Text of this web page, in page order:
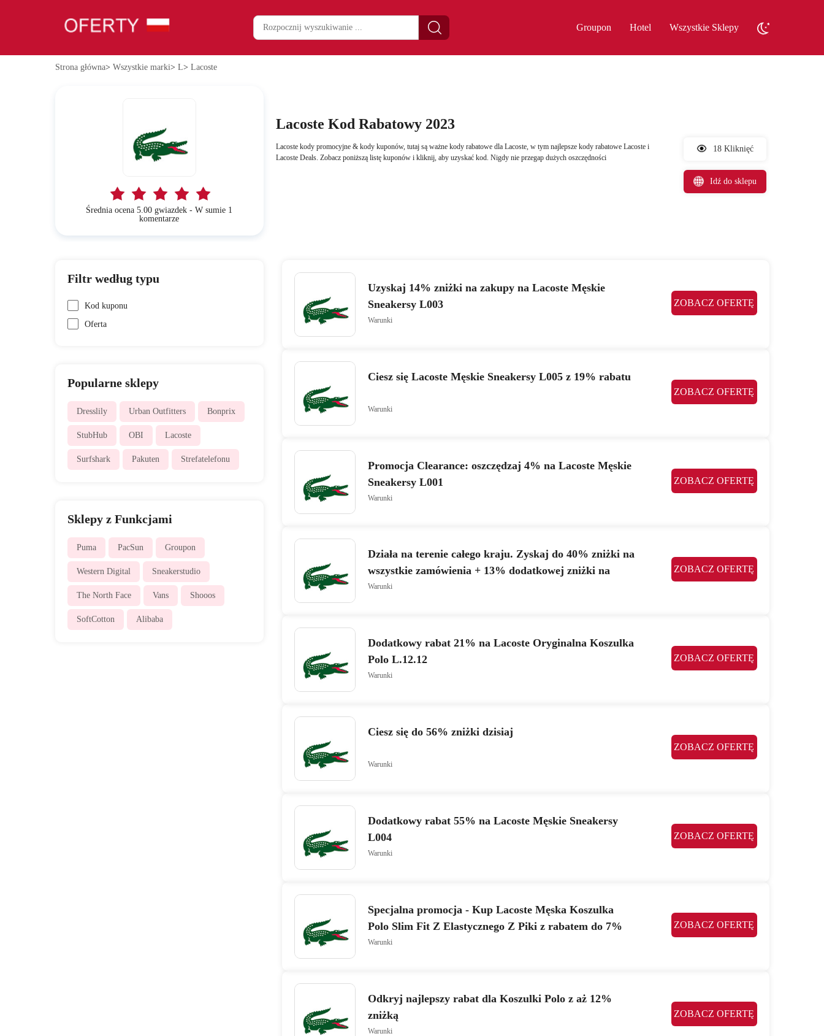
Groupon Hotel Wszystkie Sklepy
Strona główna> Wszystkie marki> L> Lacoste
Średnia ocena 5.00 gwiazdek - W sumie 1
komentarze
Lacoste Kod Rabatowy 2023
Lacoste kody promocyjne & kody kuponów, tutaj są ważne kody rabatowe dla Lacoste, w tym najlepsze kody rabatowe Lacoste i
Lacoste Deals. Zobacz poniższą listę kuponów i kliknij, aby uzyskać kod. Nigdy nie przegap dużych oszczędności
18 Kliknięć
Idź do sklepu
Filtr według typu
Kod kuponu
Oferta
Popularne sklepy
Dresslily Urban Outfitters Bonprix
StubHub OBI Lacoste
Surfshark Pakuten Strefatelefonu
Sklepy z Funkcjami
Puma PacSun Groupon
Western Digital Sneakerstudio
The North Face Vans Shooos
SoftCotton Alibaba
Uzyskaj 14% zniżki na zakupy na Lacoste Męskie
Sneakersy L003
ZOBACZ OFERTĘ
Warunki
Ciesz się Lacoste Męskie Sneakersy L005 z 19% rabatu
ZOBACZ OFERTĘ
Warunki
Promocja Clearance: oszczędzaj 4% na Lacoste Męskie
Sneakersy L001
ZOBACZ OFERTĘ
Warunki
Działa na terenie całego kraju. Zyskaj do 40% zniżki na
wszystkie zamówienia + 13% dodatkowej zniżki na
Paski
ZOBACZ OFERTĘ
Warunki
Dodatkowy rabat 21% na Lacoste Oryginalna Koszulka
Polo L.12.12
ZOBACZ OFERTĘ
Warunki
Ciesz się do 56% zniżki dzisiaj
ZOBACZ OFERTĘ
Warunki
Dodatkowy rabat 55% na Lacoste Męskie Sneakersy
L004
ZOBACZ OFERTĘ
Warunki
Specjalna promocja - Kup Lacoste Męska Koszulka
Polo Slim Fit Z Elastycznego Z Piki z rabatem do 7%
ZOBACZ OFERTĘ
Warunki
Odkryj najlepszy rabat dla Koszulki Polo z aż 12%
zniżką
ZOBACZ OFERTĘ
Warunki